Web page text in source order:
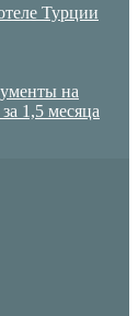
Турции
на
1,5 месяца